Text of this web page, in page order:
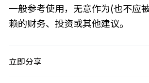
一般参考使用，无意作为(也不应
赖的财务、投资或其他建议。
立即分享